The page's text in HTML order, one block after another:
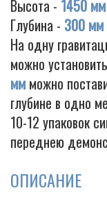
Высота - 1450 мм
Глубина - 300 мм
На одну
можно
мм можно
глубине в одно
10-12 упаковок
переднею
ОПИСАНИЕ